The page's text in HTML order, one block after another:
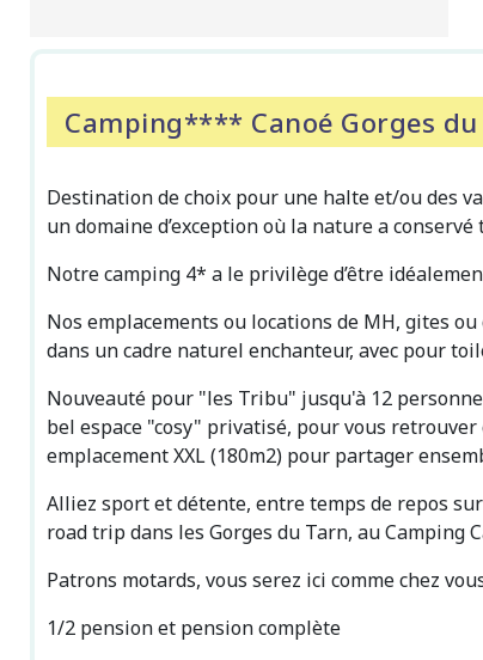
Camping**** Canoé Gorges
Destination de choix pour une halte et/ou des
un domaine d’exception où la nature a conservé
Notre camping 4* a le privilège d’être
Nos emplacements ou locations de MH, gites
dans un cadre naturel enchanteur, avec pour
Nouveauté pour "les Tribu" jusqu'à 12
bel espace "cosy" privatisé, pour vous
emplacement XXL (180m2) pour partager
Alliez sport et détente, entre temps de repos
road trip dans les Gorges du Tarn, au Camping
Patrons motards, vous serez ici comme chez
1/2 pension et pension complète